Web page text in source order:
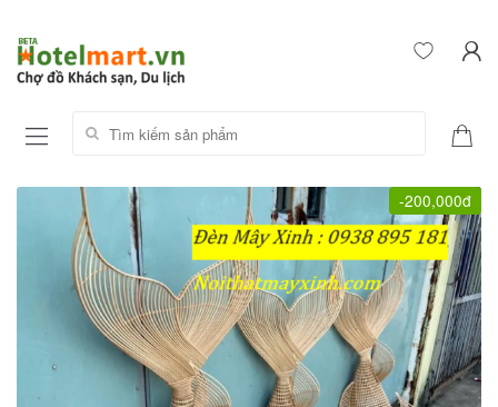
Tìm kiếm sản phẩm:
-200,000đ